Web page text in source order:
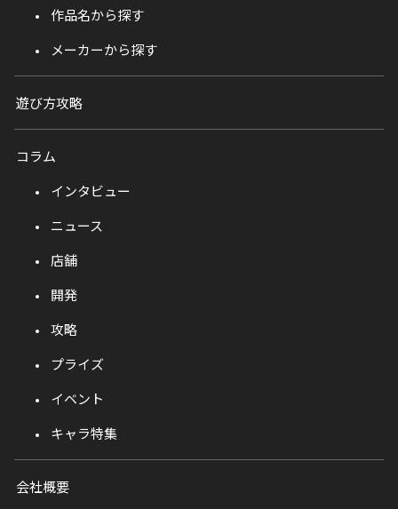
作品名から探す
メーカーから探す
遊び方攻略
コラム
インタビュー
ニュース
店舗
開発
攻略
プライズ
イベント
キャラ特集
会社概要